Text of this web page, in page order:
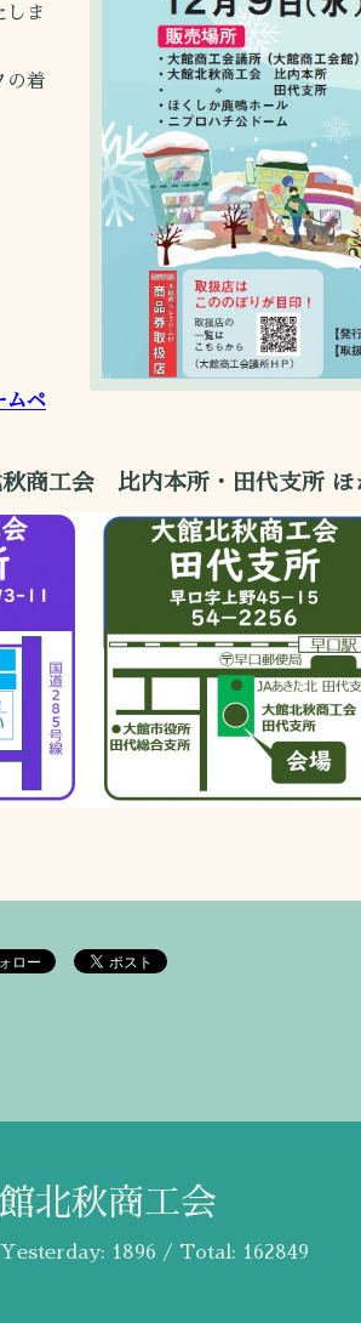
しま
の着
ムペ
商工会 比内本所・田代支所
北秋商工会
1896 / Total: 162849